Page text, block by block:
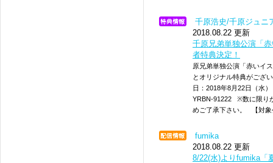
千原浩史/千原ジュニ
2018.08.22 更新
千原兄弟単独公演「
者特典決定！
原兄弟単独公演「赤いイ
とオリジナル特典がござ
日：2018年8月22日（水
YRBN-91222 ※数に限り
めご了承下さい。 【対象
fumika
2018.08.22 更新
8/22(水)よりfumika「